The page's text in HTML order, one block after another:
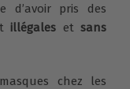
d’avoir pris des
illégales etsans
chez les